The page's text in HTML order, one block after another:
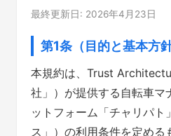
最終更新日: 2026年4月23日
第1条（目的と基本方針
本規約は、Trust
社」）が提供する自転車マ
ットフォーム「チャリパト
ス」）の利用条件を定める